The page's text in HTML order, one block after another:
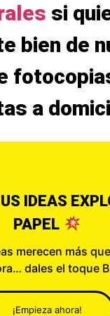
si
bien de
a
IDEAS
PAPEL
merecen más
dales el toque
¡Empieza ahora!